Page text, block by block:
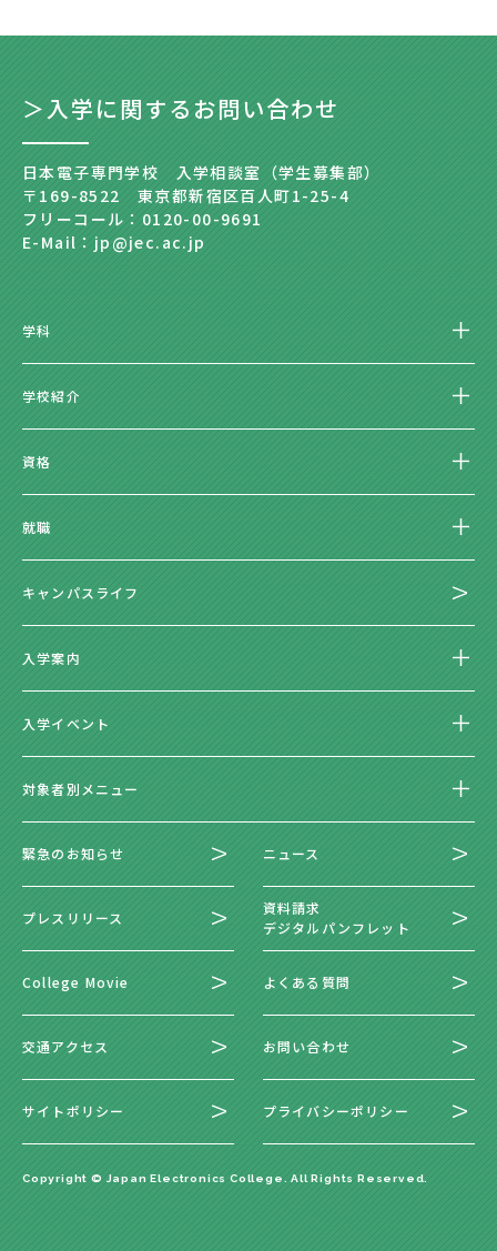
＞入学に関するお問い合わせ
日本電子専門学校 入学相談室（学生募集部）
〒169-8522 東京都新宿区百人町1-25-4
フリーコール：0120-00-9691
E-Mail：jp@jec.ac.jp
学科
学校紹介
資格
就職
キャンパスライフ
入学案内
入学イベント
対象者別メニュー
緊急のお知らせ ニュース
プレスリリース
資料請求
デジタルパンフレット
College Movie よくある質問
交通アクセス お問い合わせ
サイトポリシー プライバシーポリシー
Copyright © Japan Electronics College. All Rights Reserved.